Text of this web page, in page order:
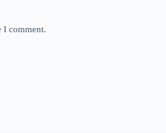
I comment.